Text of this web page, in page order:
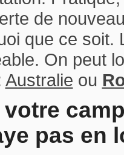
de
que ce soit.
On peut
Australie ou
pas en